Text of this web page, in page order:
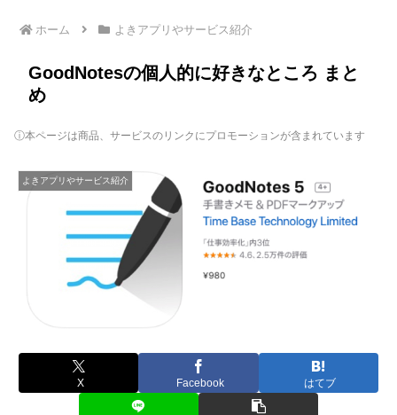
ホーム よきアプリやサービス紹介
GoodNotesの個人的に好きなところ まと
め
ⓘ本ページは商品、サービスのリンクにプロモーションが含まれています
よきアプリやサービス紹介
X Facebook はてブ